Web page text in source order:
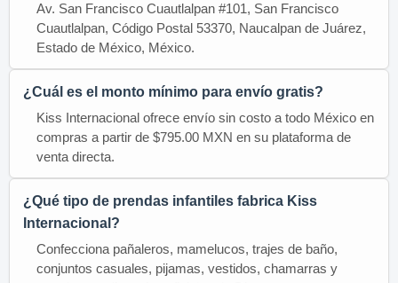
Av. San Francisco Cuautlalpan #101, San Francisco
Cuautlalpan, Código Postal 53370, Naucalpan de Juárez,
Estado de México, México.
¿Cuál es el monto mínimo para envío gratis?
Kiss Internacional ofrece envío sin costo a todo México en
compras a partir de $795.00 MXN en su plataforma de
venta directa.
¿Qué tipo de prendas infantiles fabrica Kiss
Internacional?
Confecciona pañaleros, mamelucos, trajes de baño,
conjuntos casuales, pijamas, vestidos, chamarras y